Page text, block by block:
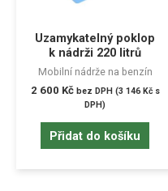
Uzamykatelný poklop
k nádrži 220 litrů
Mobilní nádrže na benzín
2 600 Kč bez DPH (3 146 Kčs
DPH)
Přidat do košíku